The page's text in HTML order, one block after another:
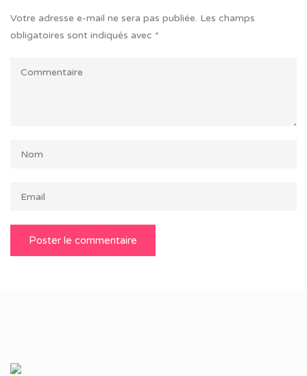
Votre adresse e-mail ne sera pas publiée. Les champs
obligatoires sont indiqués avec *